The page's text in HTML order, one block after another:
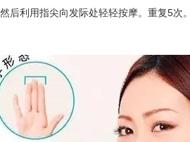
后利用指尖向发际处轻轻按摩。重复5次。